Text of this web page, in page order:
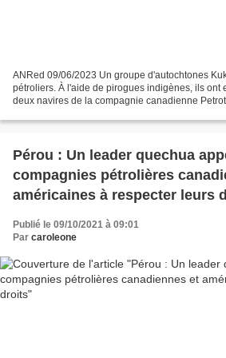
ANRed 09/06/2023 Un groupe d'autochtones
pétroliers. À l'aide de pirogues indigènes, ils ont
deux navires de la compagnie canadienne
Pérou : Un leader quechua
compagnies pétrolières
américaines à respecter leurs
Publié le 09/10/2021 à 09:01
Par caroleone